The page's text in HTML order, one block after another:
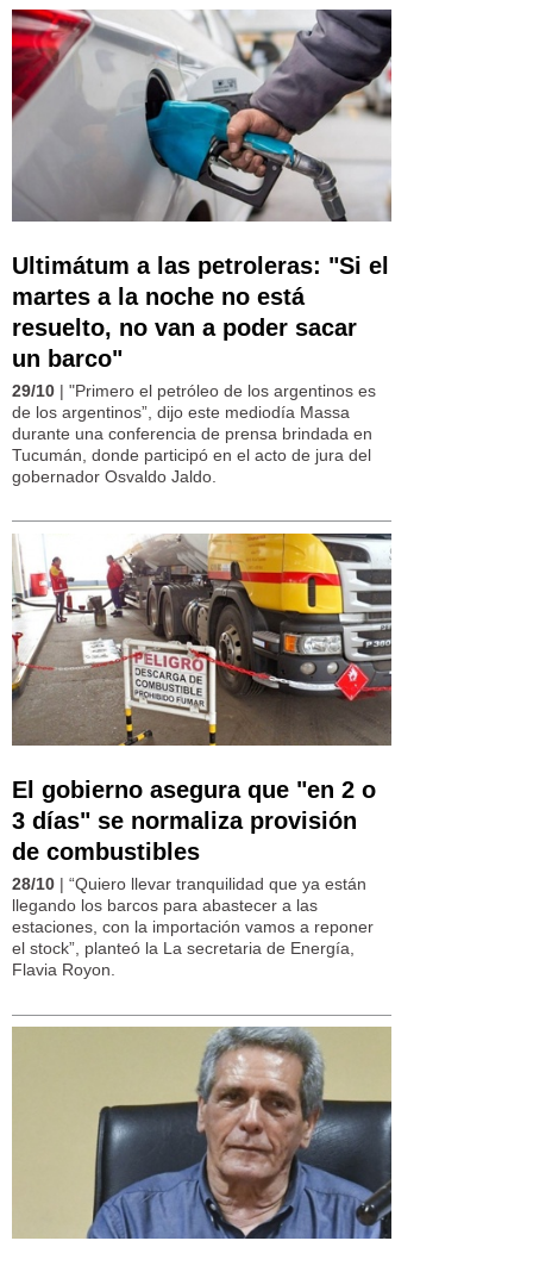
Ultimátum a las petroleras: "Si el
martes a la noche no está
resuelto, no van a poder sacar
un barco"
29/10 | "Primero el petróleo de los argentinos es
de los argentinos”, dijo este mediodía Massa
durante una conferencia de prensa brindada en
Tucumán, donde participó en el acto de jura del
gobernador Osvaldo Jaldo.
El gobierno asegura que "en 2 o
3 días" se normaliza provisión
de combustibles
28/10 | “Quiero llevar tranquilidad que ya están
llegando los barcos para abastecer a las
estaciones, con la importación vamos a reponer
el stock”, planteó la La secretaria de Energía,
Flavia Royon.